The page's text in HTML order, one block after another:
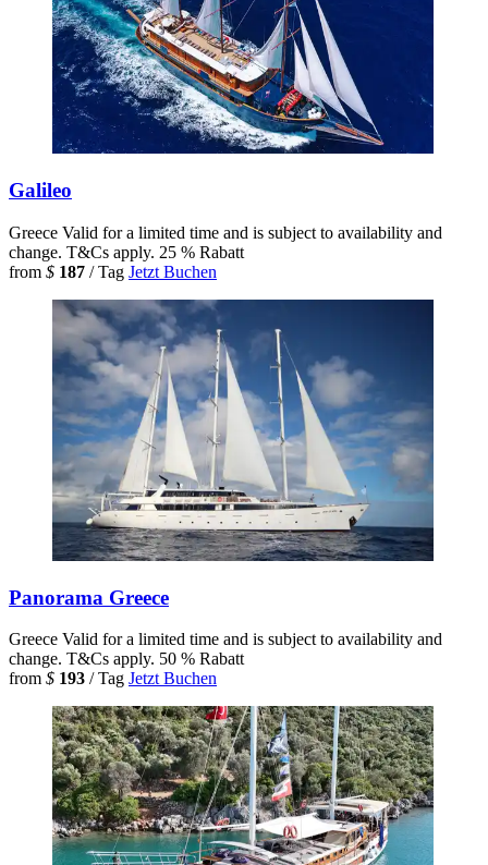
Galileo
Greece Valid for a limited time and is subject to availability and
change. T&Cs apply. 25 % Rabatt
from $ 187 / Tag Jetzt Buchen
Panorama Greece
Greece Valid for a limited time and is subject to availability and
change. T&Cs apply. 50 % Rabatt
from $ 193 / Tag Jetzt Buchen